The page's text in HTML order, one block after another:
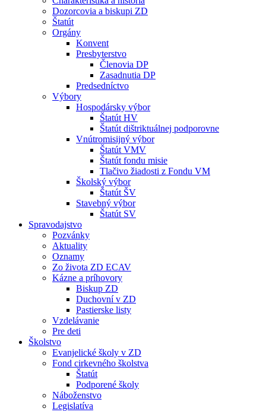
Dozorcovia a biskupi ZD
Štatút
Orgány
Konvent
Presbyterstvo
Členovia DP
Zasadnutia DP
Predsedníctvo
Výbory
Hospodársky výbor
Štatút HV
Štatút dištriktuálnej podporovne
Vnútromisijný výbor
Štatút VMV
Štatút fondu misie
Tlačivo žiadosti z Fondu VM
Školský výbor
Štatút ŠV
Stavebný výbor
Štatút SV
Spravodajstvo
Pozvánky
Aktuality
Oznamy
Zo života ZD ECAV
Kázne a príhovory
Biskup ZD
Duchovní v ZD
Pastierske listy
Vzdelávanie
Pre deti
Školstvo
Evanjelické školy v ZD
Fond cirkevného školstva
Štatút
Podporené školy
Náboženstvo
Legislatíva